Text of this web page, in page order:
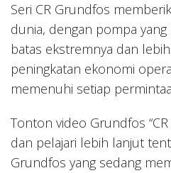
Seri CR Grundfos
dunia, dengan pompa
batas ekstremnya dan
peningkatan ekonomi
memenuhi setiap
Tonton video Grundfos
dan pelajari lebih lanjut
Grundfos yang sedang